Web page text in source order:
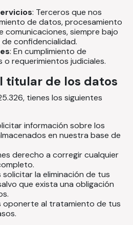
: Terceros que nos
de datos, procesamiento
comunicaciones, siempre bajo
confidencialidad.
: En cumplimiento de
o requerimientos judiciales.
titular de los datos
tienes los siguientes
información sobre los
en nuestra base de
derecho a corregir cualquier
solicitar la eliminación de tus
que exista una obligación
oponerte al tratamiento de tus